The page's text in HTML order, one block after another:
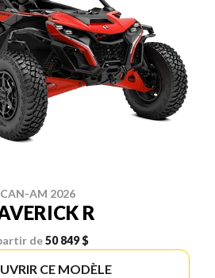
CAN-AM 2026
R
de50 849 $
CE MODÈLE